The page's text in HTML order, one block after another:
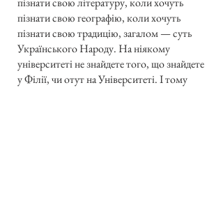
пізнати свою географію, коли хочуть
пізнати свою традицію, загалом — суть
Українського Народу. На ніякому
університеті не знайдете того, що знайдете
у Філії, чи отут на Університеті. І тому